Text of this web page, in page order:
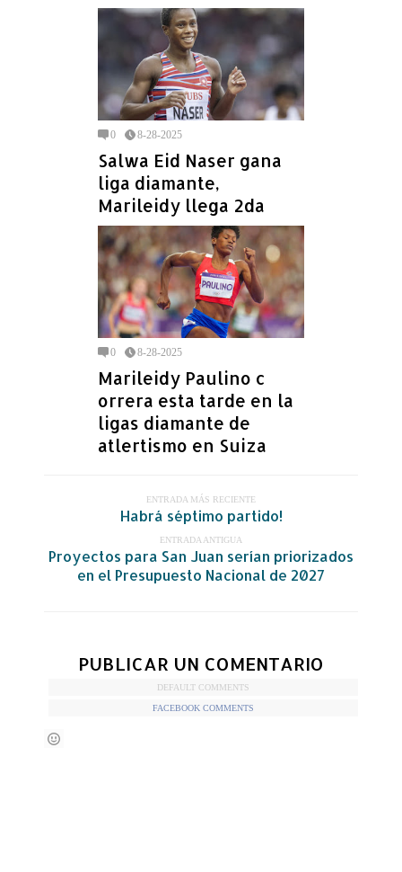
0 8-28-2025
Salwa Eid Naser gana
liga diamante,
Marileidy llega 2da
0 8-28-2025
Marileidy Paulino c
orrera esta tarde en la
ligas diamante de
atlertismo en Suiza
ENTRADA MÁS RECIENTE
Habrá séptimo partido!
ENTRADA ANTIGUA
Proyectos para San Juan serían priorizados
en el Presupuesto Nacional de 2027
PUBLICAR UN COMENTARIO
DEFAULT COMMENTS
FACEBOOK COMMENTS